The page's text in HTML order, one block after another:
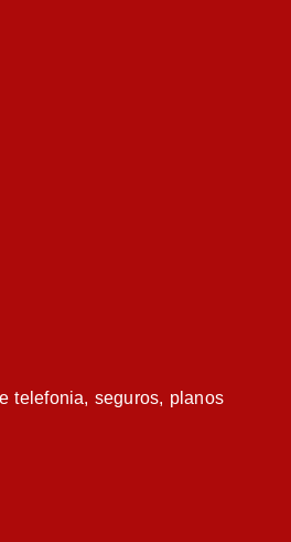
telefonia, seguros, planos